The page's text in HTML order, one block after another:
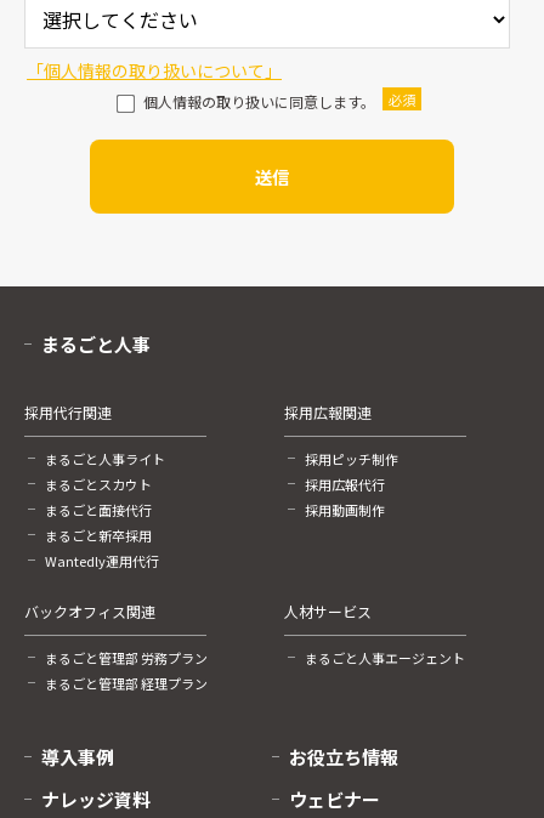
「個人情報の取り扱いについて」
個人情報の取り扱いに同意します。
まるごと人事
採用代行関連
まるごと人事ライト
まるごとスカウト
まるごと面接代行
まるごと新卒採用
Wantedly運用代行
採用広報関連
採用ピッチ制作
採用広報代行
採用動画制作
バックオフィス関連
まるごと管理部 労務プラン
まるごと管理部 経理プラン
人材サービス
まるごと人事エージェント
導入事例
お役立ち情報
ナレッジ資料
ウェビナー